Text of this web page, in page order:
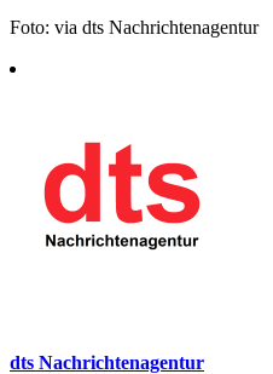
Foto: via dts Nachrichtenagentur
dts Nachrichtenagentur